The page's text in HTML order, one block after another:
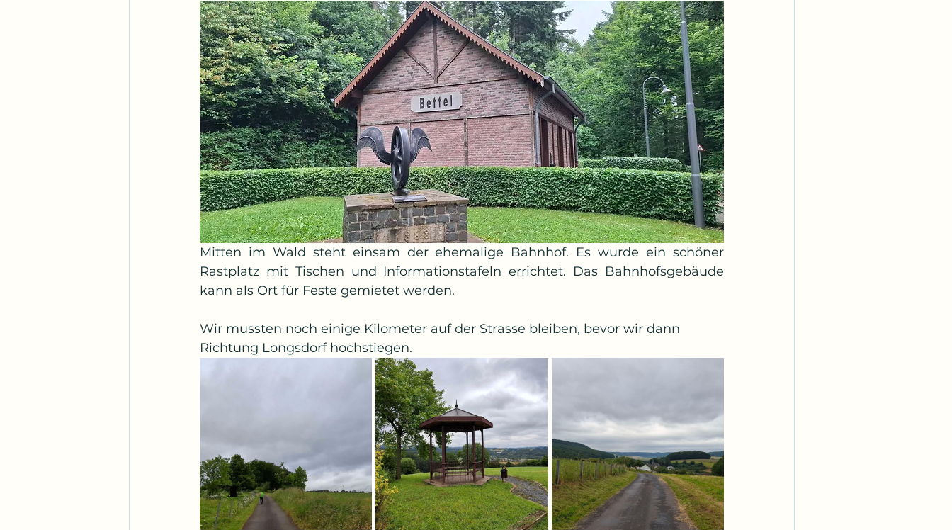
Mitten im Wald steht einsam der ehemalige Bahnhof. Es wurde ein schöner
Rastplatz mit Tischen und Informationstafeln errichtet. Das Bahnhofsgebäude
kann als Ort für Feste gemietet werden.
Wir mussten noch einige Kilometer auf der Strasse bleiben, bevor wir dann
Richtung Longsdorf hochstiegen.